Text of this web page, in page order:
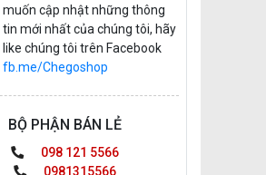
muốn cập nhật những thông
tin mới nhất của chúng tôi, hãy
like chúng tôi trên Facebook
fb.me/Chegoshop
BỘ PHẬN BÁN LẺ
098 121 5566
0981315566